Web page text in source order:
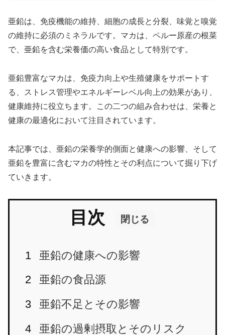
亜鉛は、免疫機能の維持、細胞の成長と分裂、味覚と嗅覚
の維持に必須のミネラルです。マカは、ペルー原産の根菜
で、亜鉛を含む栄養価の高い食品として特別です。
亜鉛豊富なマカは、免疫力向上や生殖健康をサポートす
る、ストレス管理やエネルギーレベル向上の効果があり、
健康維持に役立ちます。この二つの組み合わせは、栄養と
健康の最適化において注目されています。
本記事では、亜鉛の栄養学的側面と健康への影響、そして
亜鉛を豊富に含むマカの特性とその利点について掘り下げ
ていきます。
目次 閉じる
亜鉛の健康への影響
亜鉛の食品源
亜鉛不足とその影響
亜鉛の過剰摂取とそのリスク